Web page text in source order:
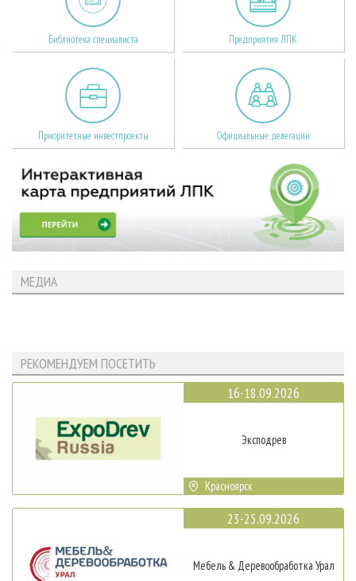
Библиотека специалиста Предприятия ЛПК
Приоритетные инвестпроекты Официальные делегации
МЕДИА
РЕКОМЕНДУЕМ ПОСЕТИТЬ
16-18.09.2026
Эксподрев
Красноярск
23-25.09.2026
Мебель & Деревообработка Урал